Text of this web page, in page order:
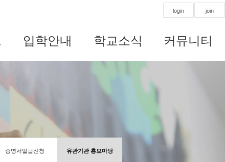
login join
입학안내 학교소식 커뮤니티
증명서발급신청 유관기관 홍보마당